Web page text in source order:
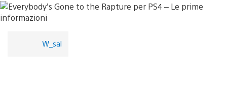
W_sal